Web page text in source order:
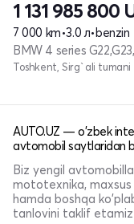
1 131 985 800
7 000 km•3.0 л•benzin
BMW 4 series
Toshkent, Sirg`ali tumani
AUTO.UZ — o'zbek
avtomobil saytlaridan
Biz yengil
mototexnika,
hamda boshqa
tanlovini taklif etamiz